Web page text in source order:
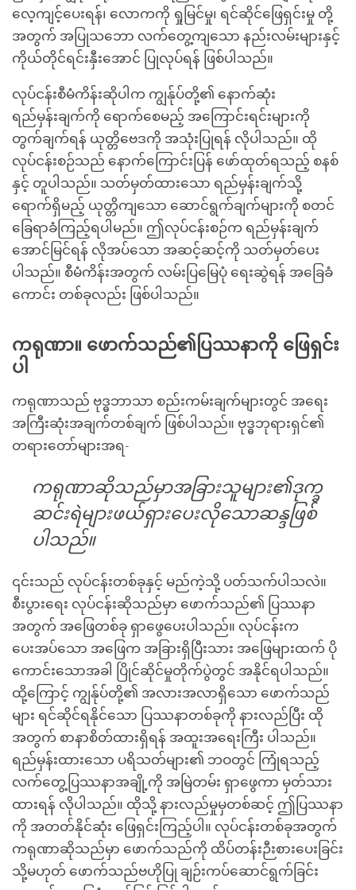
လေ့ကျင့်ပေးရန်၊ လောကကို ရှုမြင်မှု၊ ရင်ဆိုင်ဖြေရှင်းမှု တို့
အတွက် အပြုသဘော လက်တွေ့ကျသော နည်းလမ်းများနှင့်
ကိုယ်တိုင်ရင်းနှီးအောင် ပြုလုပ်ရန် ဖြစ်ပါသည်။
လုပ်ငန်းစီမံကိန်းဆိုပါက ကျွန်ုပ်တို့၏ နောက်ဆုံး
ရည်မှန်းချက်ကို ရောက်စေမည့် အကြောင်းရင်းများကို
တွက်ချက်ရန် ယုတ္တိဗေဒကို အသုံးပြုရန် လိုပါသည်။ ထို
လုပ်ငန်းစဉ်သည် နောက်ကြောင်းပြန် ဖော်ထုတ်ရသည့် စနစ်
နှင့် တူပါသည်။ သတ်မှတ်ထားသော ရည်မှန်းချက်သို့
ရောက်ရှိမည့် ယုတ္တိကျသော ဆောင်ရွက်ချက်များကို စတင်
ခြေရာခံကြည့်ရပါမည်။ ဤလုပ်ငန်းစဉ်က ရည်မှန်းချက်
အောင်မြင်ရန် လိုအပ်သော အဆင့်ဆင့်ကို သတ်မှတ်ပေး
ပါသည်။ စီမံကိန်းအတွက် လမ်းပြမြေပုံ ရေးဆွဲရန် အခြေခံ
ကောင်း တစ်ခုလည်း ဖြစ်ပါသည်။
ကရုဏာ။ ဖောက်သည်၏ပြဿနာကို ဖြေရှင်း
ပါ
ကရုဏာသည် ဗုဒ္ဓဘာသာ စည်းကမ်းချက်များတွင် အရေး
အကြီးဆုံးအချက်တစ်ချက် ဖြစ်ပါသည်။ ဗုဒ္ဓဘုရားရှင်၏
တရားတော်များအရ-
ကရုဏာဆိုသည်မှာအခြားသူများ၏ဒုက္ခ
ဆင်းရဲများဖယ်ရှားပေးလိုသောဆန္ဒဖြစ်
ပါသည်။
၎င်းသည် လုပ်ငန်းတစ်ခုနှင့် မည်ကဲ့သို့ ပတ်သက်ပါသလဲ။
စီးပွားရေး လုပ်ငန်းဆိုသည်မှာ ဖောက်သည်၏ ပြဿနာ
အတွက် အဖြေတစ်ခု ရှာဖွေပေးပါသည်။ လုပ်ငန်းက
ပေးအပ်သော အဖြေက အခြားရှိပြီးသား အဖြေများထက် ပို
ကောင်းသောအခါ ပြိုင်ဆိုင်မှုတိုက်ပွဲတွင် အနိုင်ရပါသည်။
ထို့ကြောင့် ကျွန်ုပ်တို့၏ အလားအလာရှိသော ဖောက်သည်
များ ရင်ဆိုင်ရနိုင်သော ပြဿနာတစ်ခုကို နားလည်ပြီး ထို
အတွက် စာနာစိတ်ထားရှိရန် အထူးအရေးကြီး ပါသည်။
ရည်မှန်းထားသော ပရိသတ်များ၏ ဘဝတွင် ကြုံရသည့်
လက်တွေ့ပြဿနာအချို့ကို အမြဲတမ်း ရှာဖွေကာ မှတ်သား
ထားရန် လိုပါသည်။ ထိုသို့ နားလည်မှုမှတစ်ဆင့် ဤပြဿနာ
ကို အတတ်နိုင်ဆုံး ဖြေရှင်းကြည့်ပါ။ လုပ်ငန်းတစ်ခုအတွက်
ကရုဏာဆိုသည်မှာ ဖောက်သည်ကို ထိပ်တန်းဉီးစားပေးခြင်း
သို့မဟုတ် ဖောက်သည်ဗဟိုပြု ချဉ်းကပ်ဆောင်ရွက်ခြင်း